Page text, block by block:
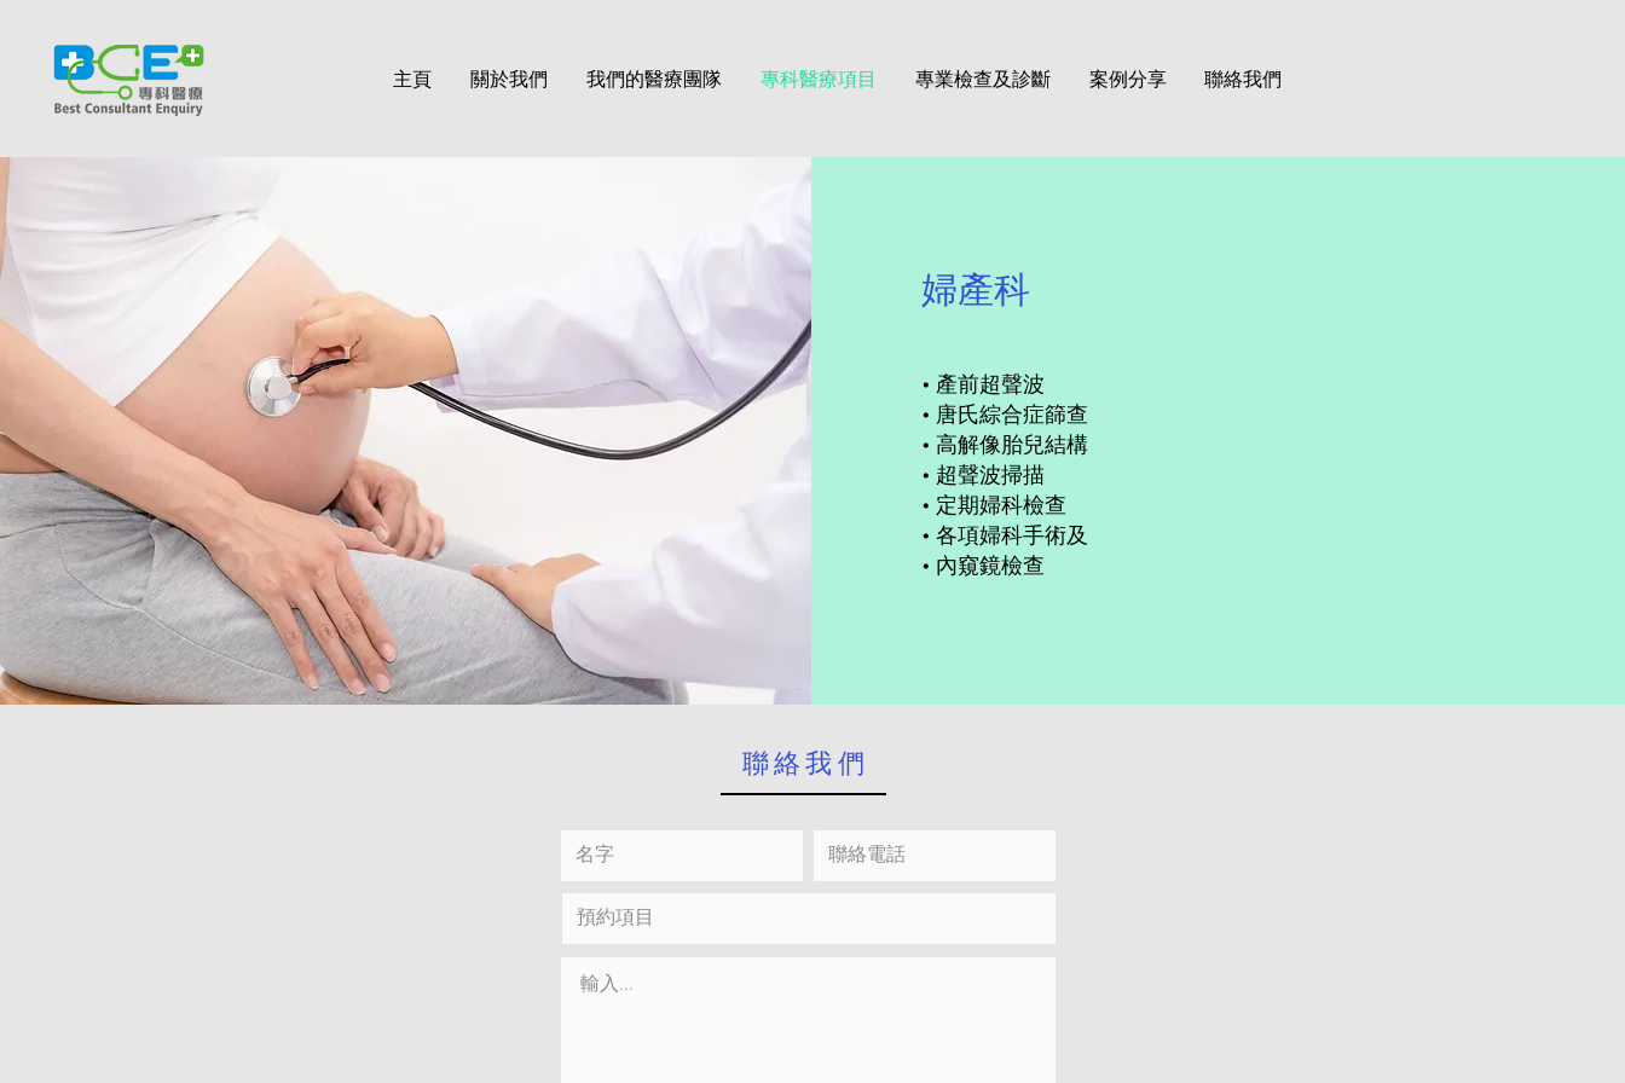
主頁 關於我們 我們的醫療團隊 專科醫療項目 專業檢查及診斷 案例分享 聯絡我們
婦產科
• 產前超聲波
• 唐氏綜合症篩查
• 高解像胎兒結構
• 超聲波掃描
• 定期婦科檢查
• 各項婦科手術及
• 內窺鏡檢查
​聯絡我們